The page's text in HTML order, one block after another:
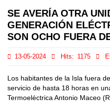
SE AVERÍA OTRA
GENERACIÓN
SON OCHO FUERA
13-05-2024 Hits: 1175
Los habitantes de la Isla fuera
servicio de hasta 18 horas en
Termoeléctrica Antonio Maceo